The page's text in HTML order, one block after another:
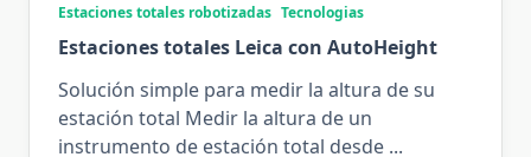
Estaciones totales robotizadas Tecnologias
Estaciones totales Leica con AutoHeight
Solución simple para medir la altura de su
estación total Medir la altura de un
instrumento de estación total desde ...